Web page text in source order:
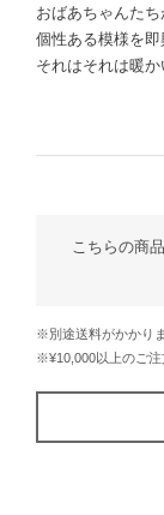
おばあちゃんたち
個性ある模様を
それはそれは暖
こちらの商
※別途送料がかかりま
※¥10,000以上のご注